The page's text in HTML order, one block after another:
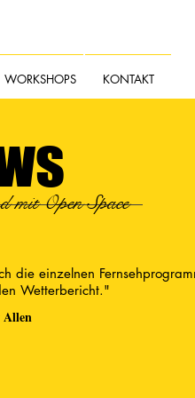
WORKSHOPS KONTAKT
mit Open Space
die einzelnen
Wetterbericht."
Allen